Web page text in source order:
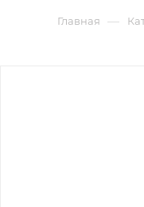
Главная —